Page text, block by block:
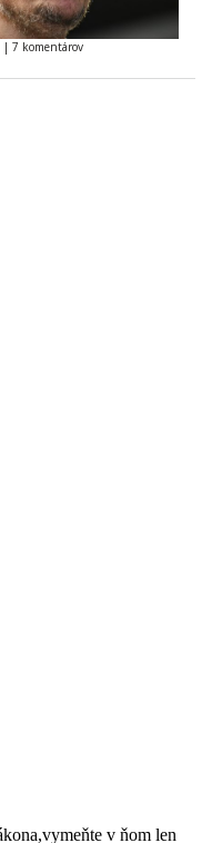
| 7 komentárov